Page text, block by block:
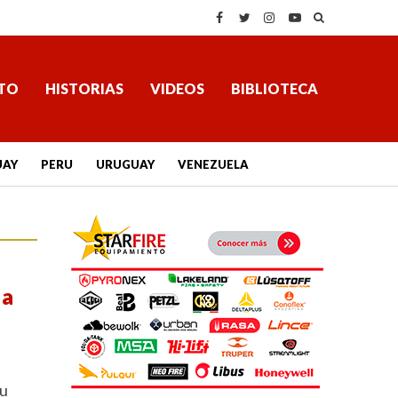
HISTORIAS VIDEOS BIBLIOTECA
PERU URUGUAY VENEZUELA